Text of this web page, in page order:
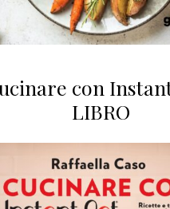
con Instant
LIBRO